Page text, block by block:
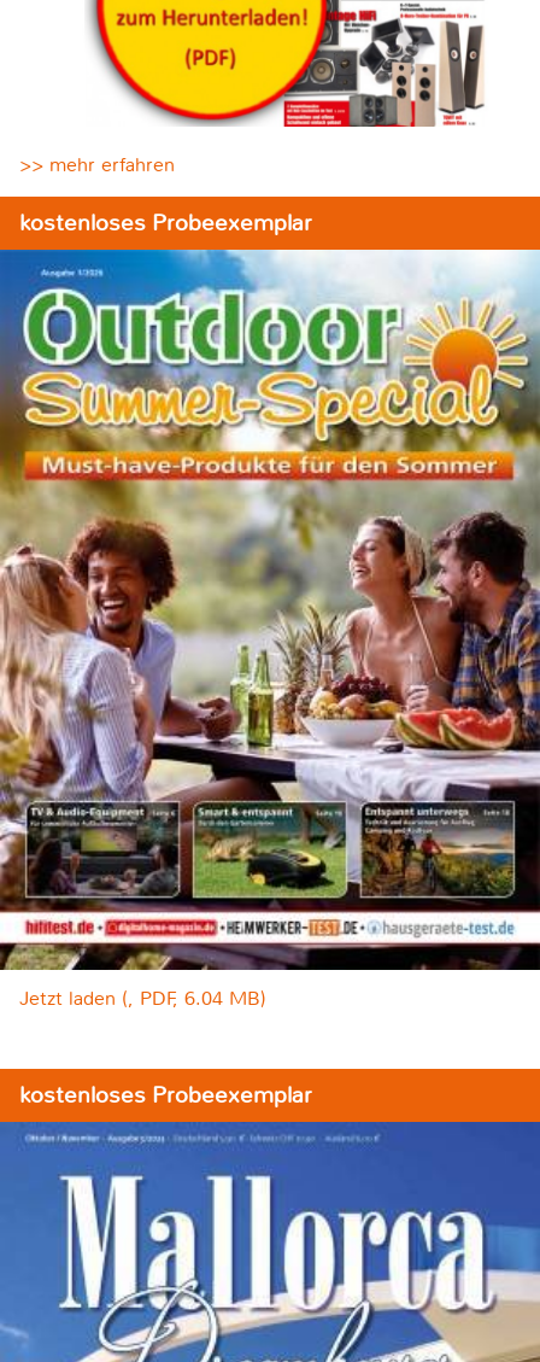
>> mehr erfahren
kostenloses Probeexemplar
Jetzt laden (, PDF, 6.04 MB)
kostenloses Probeexemplar